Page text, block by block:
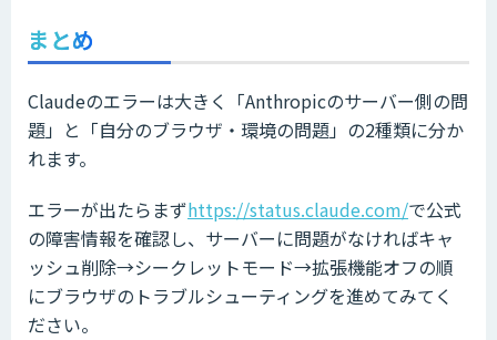
まとめ
Claudeのエラーは大きく「Anthropicのサーバー側の問
題」と「自分のブラウザ・環境の問題」の2種類に分か
れます。
エラーが出たらまずhttps://status.claude.com/で公式
の障害情報を確認し、サーバーに問題がなければキャ
ッシュ削除→シークレットモード→拡張機能オフの順
にブラウザのトラブルシューティングを進めてみてく
ださい。